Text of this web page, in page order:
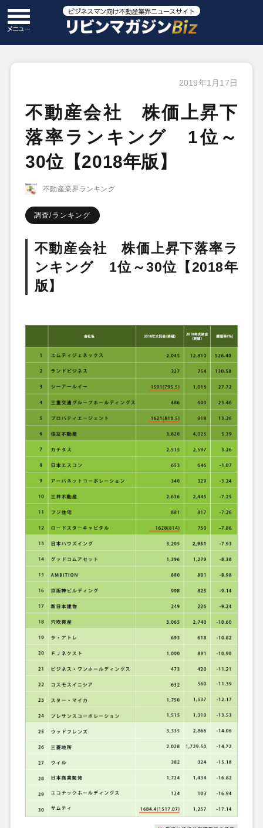
2019年1月17日
不動産会社 株価上昇下
落率ランキング 1位～
30位【2018年版】
不動産業界ランキング
調査/ランキング
不動産会社 株価上昇下落率ラ
ンキング 1位～30位【2018年
版】